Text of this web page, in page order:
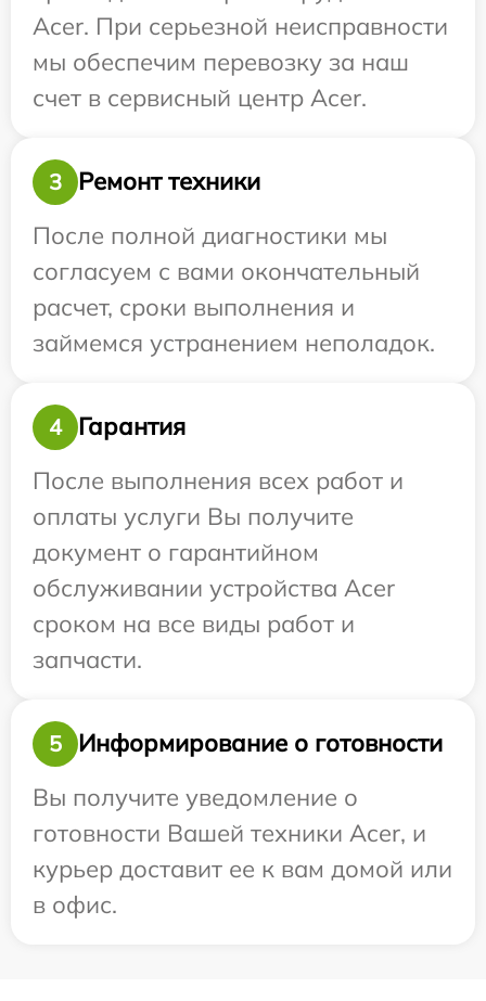
Acer. При серьезной неисправности
мы обеспечим перевозку за наш
счет в сервисный центр Acer.
3
Ремонт техники
После полной диагностики мы
согласуем с вами окончательный
расчет, сроки выполнения и
займемся устранением неполадок.
4
Гарантия
После выполнения всех работ и
оплаты услуги Вы получите
документ о гарантийном
обслуживании устройства Acer
сроком на все виды работ и
запчасти.
5
Информирование о готовности
Вы получите уведомление о
готовности Вашей техники Acer, и
курьер доставит ее к вам домой или
в офис.